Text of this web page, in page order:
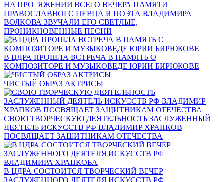
НА ПРОТЯЖЕНИИ ВСЕГО ВЕЧЕРА ПАМЯТИ
ПРАВОСЛАВНОГО ПЕВЦА И ПОЭТА ВЛАДИМИРА
ВОЛКОВА ЗВУЧАЛИ ЕГО СВЕТЛЫЕ,
ПРОНИКНОВЕННЫЕ ПЕСНИ
В ЦДРА ПРОШЛА ВСТРЕЧА В ПАМЯТЬ О
КОМПОЗИТОРЕ И МУЗЫКОВЕДЕ ЮРИИ БИРЮКОВЕ
ЧИСТЫЙ ОБРАЗ АКТРИСЫ
СВОЮ ТВОРЧЕСКУЮ ДЕЯТЕЛЬНОСТЬ ЗАСЛУЖЕННЫЙ
ДЕЯТЕЛЬ ИСКУССТВ РФ ВЛАДИМИР ХРАПКОВ
ПОСВЯЩАЕТ ЗАЩИТНИКАМ ОТЕЧЕСТВА
В ЦДРА СОСТОИТСЯ ТВОРЧЕСКИЙ ВЕЧЕР
ЗАСЛУЖЕННОГО ДЕЯТЕЛЯ ИСКУССТВ РФ